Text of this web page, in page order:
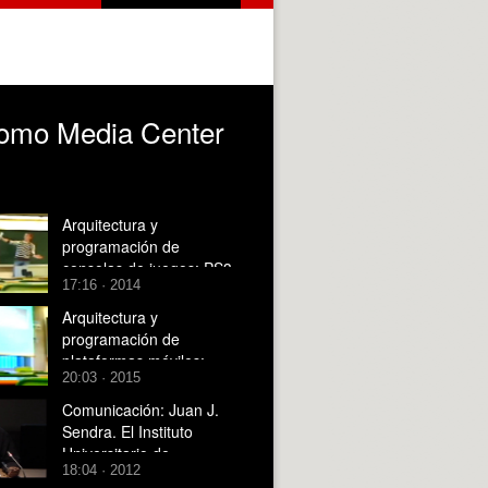
Media Center
Arquitectura y
programación de
consolas de juegos: PS3
como Media Center
17:16 · 2014
Arquitectura y
programación de
plataformas móviles:
MIDP 2.0, acceso a
ficheros y comunicación
inalámbrica con
Bluetooth.
20:03 · 2015
Comunicación: Juan J.
Sendra. El Instituto
Universitario de
Arquitectura y CIencias
18:04 · 2012